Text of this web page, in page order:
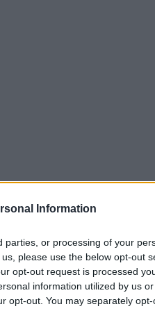
Information
parties, or processing of your
please use the below opt-out
opt-out request is processed
information utilized by us
opt-out. You may separately
alla
Varesee
alla fase a gironi.